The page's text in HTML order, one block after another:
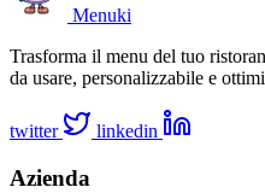
Menuki
Trasforma il menu del tuo
da usare, personalizzabile e
twitter linkedin
Azienda